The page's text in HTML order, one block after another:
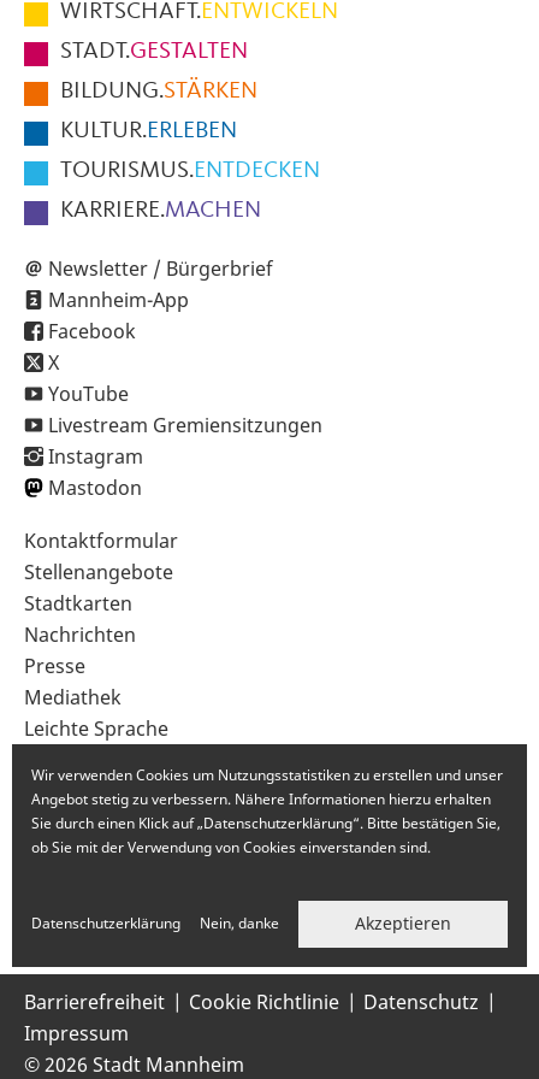
Fußbereich
der
Seite
WIRTSCHAFT.ENTWICKELN
STADT.GESTALTEN
BILDUNG.STÄRKEN
KULTUR.ERLEBEN
TOURISMUS.ENTDECKEN
KARRIERE.MACHEN
Newsletter / Bürgerbrief
Mannheim-App
Facebook
X
YouTube
Livestream Gremiensitzungen
Instagram
Mastodon
Sekundärnavigation
im
Fußbereich
Kontaktformular
Stellenangebote
Stadtkarten
Nachrichten
Presse
Mediathek
Leichte Sprache
Barrierefreiheit Cookie Richtlinie
Datenschutz
Impressum
© 2026 Stadt Mannheim
Wir verwenden Cookies um Nutzungsstatistiken zu erstellen und unser
Angebot stetig zu verbessern. Nähere Informationen hierzu erhalten
Sie durch einen Klick auf „Datenschutzerklärung“. Bitte bestätigen Sie,
ob Sie mit der Verwendung von Cookies einverstanden sind.
Datenschutzerklärung Nein, danke Akzeptieren